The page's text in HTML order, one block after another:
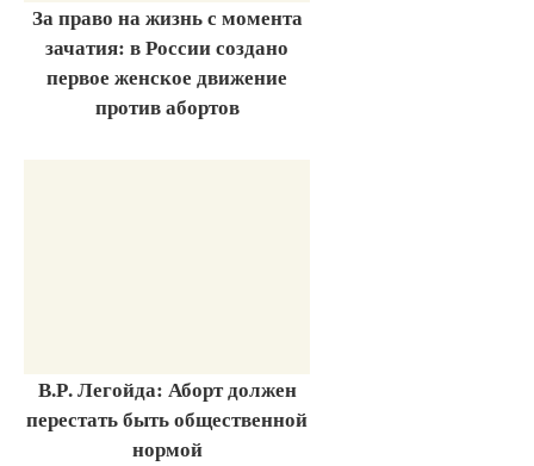
За право на жизнь с момента
зачатия: в России создано
первое женское движение
против абортов
В.Р. Легойда: Аборт должен
перестать быть общественной
нормой